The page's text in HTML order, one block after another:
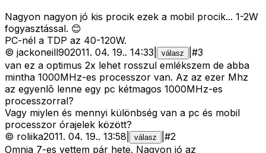
Nagyon nagyon jó kis procik ezek a mobil procik... 1-2W
fogyasztással. 😊
PC-nél a TDP az 40-120W.
© jackoneill902011. 04. 19.. 14:33 válasz #3
van ez a optimus 2x lehet rosszul emlékszem de abba
mintha 1000MHz-es processzor van. Az az ezer Mhz
az egyenlõ lenne egy pc kétmagos 1000MHz-es
processzorral?
Vagy miylen és mennyi különbség van a pc és mobil
processzor órajelek között?
© roliika2011. 04. 19.. 13:58 válasz #2
Omnia 7-es vettem pár hete. Nagyon jó az